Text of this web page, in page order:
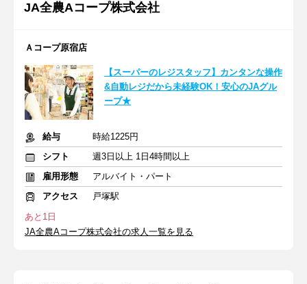
JA全農Aコープ株式会社
Ａコープ原宿店
【スーパーのレジスタッフ】カンタンな操作
&自動レジだから未経験OK！安心のJAグル
ープ★
給与
時給1225円
シフト
週3日以上 1日4時間以上
雇用形態
アルバイト・パート
アクセス
戸塚駅
あと1日
JA全農Aコープ株式会社の求人一覧を見る